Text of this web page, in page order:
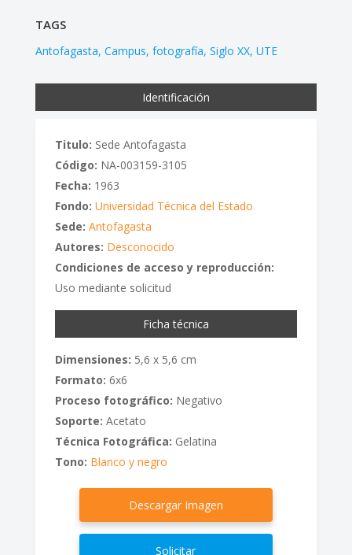
TAGS
Antofagasta Campus fotografía Siglo XX UTE
Identificación
Titulo: Sede Antofagasta
Código: NA-003159-3105
Fecha: 1963
Fondo: Universidad Técnica del Estado
Sede: Antofagasta
Autores: Desconocido
Condiciones de acceso y reproducción:
Uso mediante solicitud
Ficha técnica
Dimensiones: 5,6 x 5,6 cm
Formato: 6x6
Proceso fotográfico: Negativo
Soporte: Acetato
Técnica Fotográfica: Gelatina
Tono: Blanco y negro
Descargar Imagen
Solicitar